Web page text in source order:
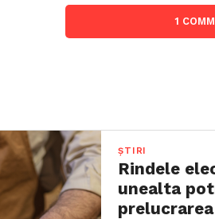
1
ȘTIRI
Rindele
unealta